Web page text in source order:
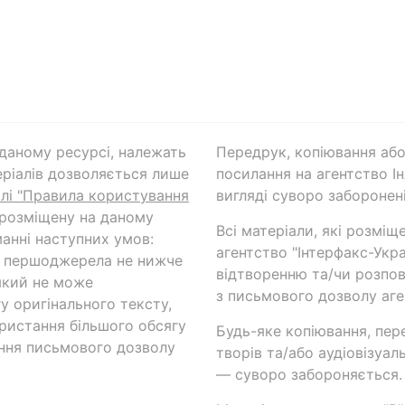
ресурсі, належать
дозволяється лише
"Правила користування
на даному
наступних умов:
першоджерела не нижче
не може
оригінального тексту,
більшого обсягу
письмового дозволу
Передрук, копіювання
посилання на агентство
вигляді суворо
Всі матеріали, які
агентство "Інтерфакс-
відтворенню та/чи
з письмового дозволу
Будь-яке копіювання,
творів та/або
— суворо забороняється.